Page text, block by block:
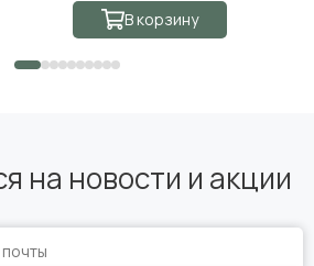
В корзину
на новости и акции